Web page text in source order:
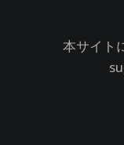
本サイト